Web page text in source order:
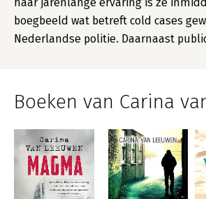
boegbeeld wat betreft cold cases
Nederlandse politie. Daarnaast
Boeken van Carina